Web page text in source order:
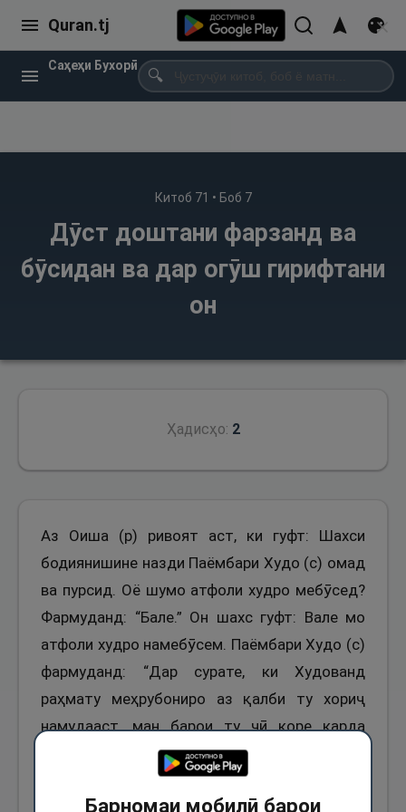
Quran.tj
Саҳеҳи Бухорӣ
🔍
Китоб 71 • Боб 7
Дӯст доштани фарзанд ва
бӯсидан ва дар огӯш гирифтани
он
Ҳадисҳо: 2
Аз Оиша (р) ривоят аст, ки гуфт: Шахси
бодиянишине назди Паёмбари Худо (с) омад
ва пурсид. Оё шумо атфоли худро мебӯсед?
Фармуданд: “Бале.” Он шахс гуфт: Вале мо
атфоли худро намебӯсем. Паёмбари Худо (с)
фармуданд: “Дар сурате, ки Худованд
раҳмату меҳрубониро аз қалби ту хориҷ
намудааст, ман барои ту чӣ коре карда
Барномаи мобилӣ барои